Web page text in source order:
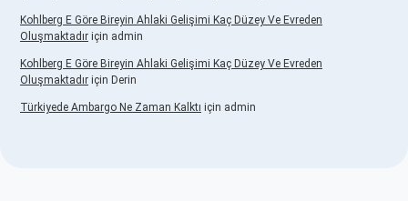
Kohlberg E Göre Bireyin Ahlaki Gelişimi Kaç Düzey Ve Evreden
Oluşmaktadır için admin
Kohlberg E Göre Bireyin Ahlaki Gelişimi Kaç Düzey Ve Evreden
Oluşmaktadır için Derin
Türkiyede Ambargo Ne Zaman Kalktı için admin